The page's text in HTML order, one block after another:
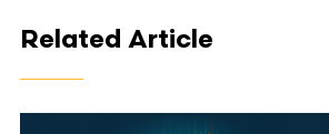
Related Article